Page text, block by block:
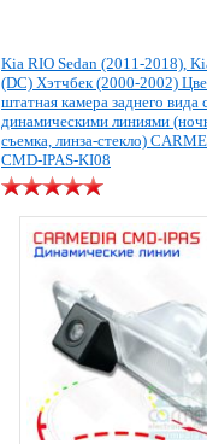
Kia RIO Sedan (2011-2018),
(DC) Хэтчбек (2000-2002)
штатная камера заднего вида
динамическими линиями
съемка, линза-стекло)
CMD-IPAS-KI08